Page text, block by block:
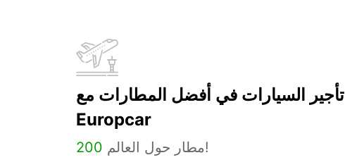
تأجير السيارات في أفضل المطارات مع
Europcar
200 مطار حول العالم!